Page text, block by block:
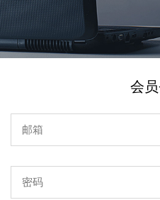
会